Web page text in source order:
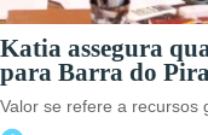
Katia assegura
para Barra do
Valor se refere a recursos